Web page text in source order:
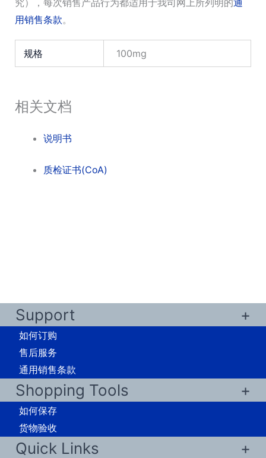
究），每次销售产品行为都适用于我司网上所列明的通
用销售条款。
规格 100mg
相关文档
说明书
质检证书(CoA)
Support
如何订购
售后服务
通用销售条款
Shopping Tools
如何保存
货物验收
Quick Links